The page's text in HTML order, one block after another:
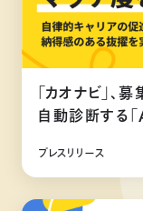
「カオナビ」、
自動診断する
プレスリリース